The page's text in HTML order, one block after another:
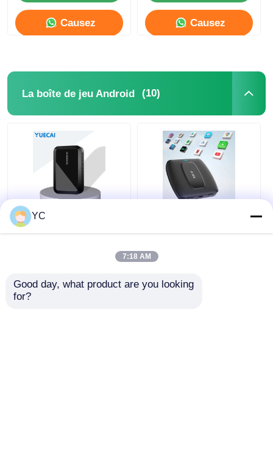
Causez Causez
La boîte de jeu Android (10)
Boîte USB Android
Carplay câblée à la
automatique AI boîte
HDMI HD
Android Auto AI Box
YC
7:18 AM
Good day, what product are you looking
for?